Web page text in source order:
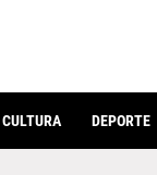
CULTURA DEPORTE